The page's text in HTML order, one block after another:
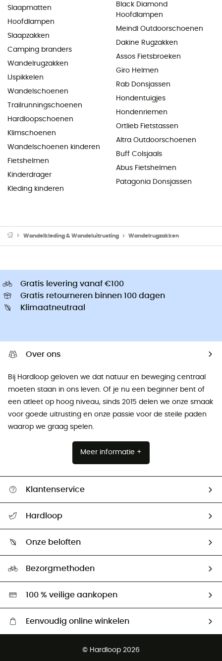
Slaapmatten
Hoofdlampen
Slaapzakken
Camping branders
Wandelrugzakken
IJspikkelen
Wandelschoenen
Trailrunningschoenen
Hardloopschoenen
Klimschoenen
Wandelschoenen kinderen
Fietshelmen
Kinderdrager
Kleding kinderen
Black Diamond
Hoofdlampen
Meindl Outdoorschoenen
Dakine Rugzakken
Assos Fietsbroeken
Giro Helmen
Rab Donsjassen
Hondentuigjes
Hondenriemen
Ortlieb Fietstassen
Altra Outdoorschoenen
Buff Colsjaals
Abus Fietshelmen
Patagonia Donsjassen
Wandelkleding & Wandeluitrusting Wandelrugzakken
Gratis levering vanaf €100
Gratis retourneren binnen 100 dagen
Klimaatneutraal
Over ons
Bij Hardloop geloven we dat natuur en beweging centraal
moeten staan ​​in ons leven. Of je nu een beginner bent of
een atleet op hoog niveau, sinds 2015 delen we onze smaak
voor goede uitrusting en onze passie voor de steile paden
waarop we graag spelen.
Meer informatie +
Klantenservice
Mijn zending volgen
Retourzendingen & Terugbetalingen
Hardloop
Ambassadeurs
Onze beloften
Hardgreen
Bezorgmethoden
100 % veilige aankopen
Eenvoudig online winkelen
Gratis retourneren binnen 100 dagen
© Hardloop 2026